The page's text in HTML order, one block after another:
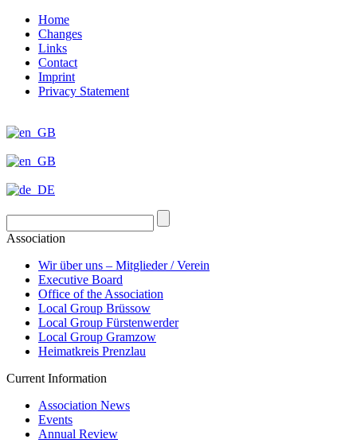
Home
Changes
Links
Contact
Imprint
Privacy Statement
Association
Wir über uns – Mitglieder / Verein
Executive Board
Office of the Association
Local Group Brüssow
Local Group Fürstenwerder
Local Group Gramzow
Heimatkreis Prenzlau
Current Information
Association News
Events
Annual Review